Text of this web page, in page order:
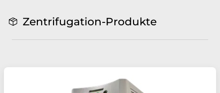
Zentrifugation-Produkte